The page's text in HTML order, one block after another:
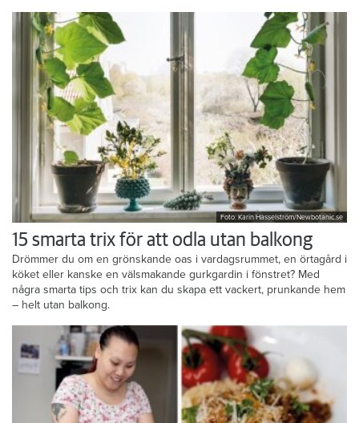
Foto: Karin Hasselström/Newbotanic.se
15 smarta trix för att odla utan balkong
Drömmer du om en grönskande oas i vardagsrummet, en örtagård i
köket eller kanske en välsmakande gurkgardin i fönstret? Med
några smarta tips och trix kan du skapa ett vackert, prunkande hem
– helt utan balkong.